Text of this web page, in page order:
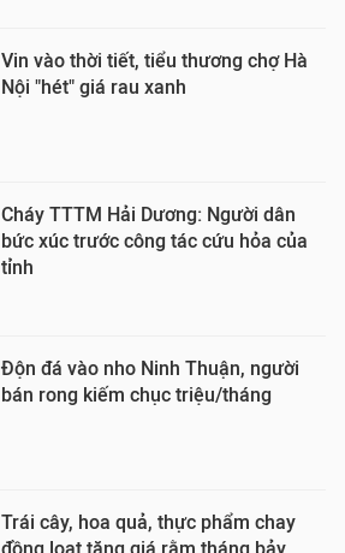
Vin vào thời tiết, tiểu thương chợ Hà
Nội "hét" giá rau xanh
Cháy TTTM Hải Dương: Người dân
bức xúc trước công tác cứu hỏa của
tỉnh
Độn đá vào nho Ninh Thuận, người
bán rong kiếm chục triệu/tháng
Trái cây, hoa quả, thực phẩm chay